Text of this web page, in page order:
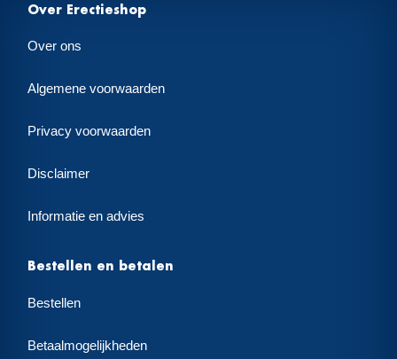
Over Erectieshop
Over ons
Algemene voorwaarden
Privacy voorwaarden
Disclaimer
Informatie en advies
Bestellen en betalen
Bestellen
Betaalmogelijkheden